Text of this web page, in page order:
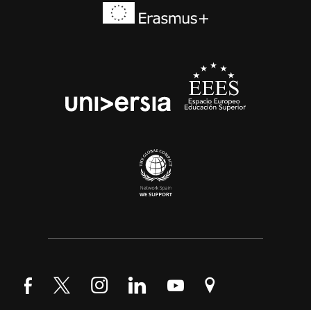
Síguenos en Facebook
Síguenos en Twitter
Síguenos en Instagram
Síguenos en LinkedIn
Síguenos en YouTube
Encuéntranos en